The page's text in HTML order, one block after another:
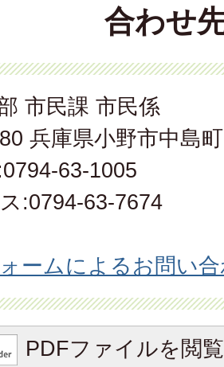
合わせ
市民課 市民係
兵庫県小野市中島
63-1005
:0794-63-7674
ームによるお問い
PDFファイルを閲